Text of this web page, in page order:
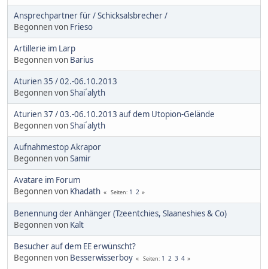
Ansprechpartner für / Schicksalsbrecher /
Begonnen von Frieso
Artillerie im Larp
Begonnen von Barius
Aturien 35 / 02.-06.10.2013
Begonnen vonShai´alyth
Aturien 37 / 03.-06.10.2013 auf dem Utopion-Gelände
Begonnen vonShai´alyth
Aufnahmestop Akrapor
Begonnen vonSamir
Avatare im Forum
Begonnen von Khadath Seiten 1 2
Benennung der Anhänger (Tzeentchies, Slaaneshies & Co)
Begonnen von Kalt
Besucher auf dem EE erwünscht?
Begonnen von Besserwisserboy Seiten 1 2 3 4